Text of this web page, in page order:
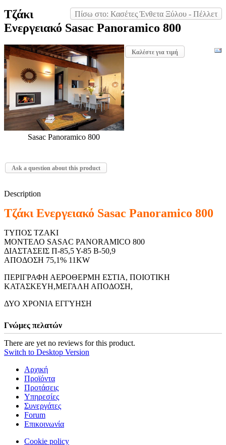
Πίσω στο: Κασέτες Ένθετα Ξύλου - Πέλλετ
Τζάκι
Ενεργειακό Sasac Panoramico 800
Sasac Panoramico 800
Καλέστε για τιμή
Ask a question about this product
Description
Τζάκι Ενεργειακό Sasac Panoramico 800
ΤΥΠΟΣ ΤΖΑΚΙ
ΜΟΝΤΕΛΟ SASAC PANORAMICO 800
ΔΙΑΣΤΑΣΕΙΣ Π-85,5 Υ-85 Β-50,9
ΑΠΟΔΟΣΗ 75,1% 11KW
ΠΕΡΙΓΡΑΦΗ ΑΕΡΟΘΕΡΜΗ ΕΣΤΙΑ, ΠΟΙΟΤΙΚΗ
ΚΑΤΑΣΚΕΥΗ,ΜΕΓΑΛΗ ΑΠΟΔΟΣΗ,
ΔΥΟ ΧΡΟΝΙΑ ΕΓΓΥΗΣΗ
Γνώμες πελατών
There are yet no reviews for this product.
Switch to Desktop Version
Αρχική
Προϊόντα
Προτάσεις
Υπηρεσίες
Συνεργάτες
Forum
Επικοινωνία
Cookie policy